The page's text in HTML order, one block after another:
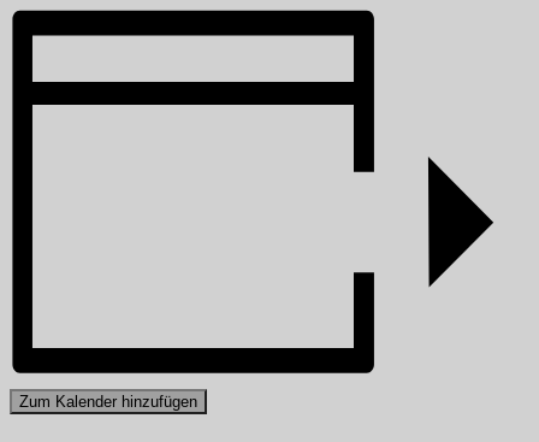
Zum Kalender hinzufügen